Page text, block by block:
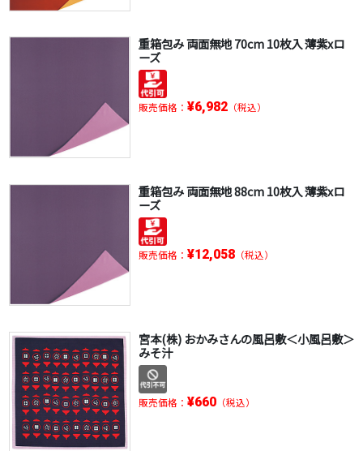
重箱包み 両面無地 70cm 10枚入 薄紫xロ
ーズ
販売価格： ¥6,982（税込）
重箱包み 両面無地 88cm 10枚入 薄紫xロ
ーズ
販売価格： ¥12,058（税込）
宮本(株) おかみさんの風呂敷＜小風呂敷＞
みそ汁
販売価格： ¥660（税込）